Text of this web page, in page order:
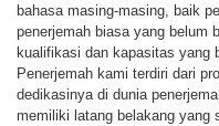
bahasa masing-masing, baik
penerjemah biasa yang belum
kualifikasi dan kapasitas yang
Penerjemah kami terdiri dari
dedikasinya di dunia
memiliki latang belakang yang